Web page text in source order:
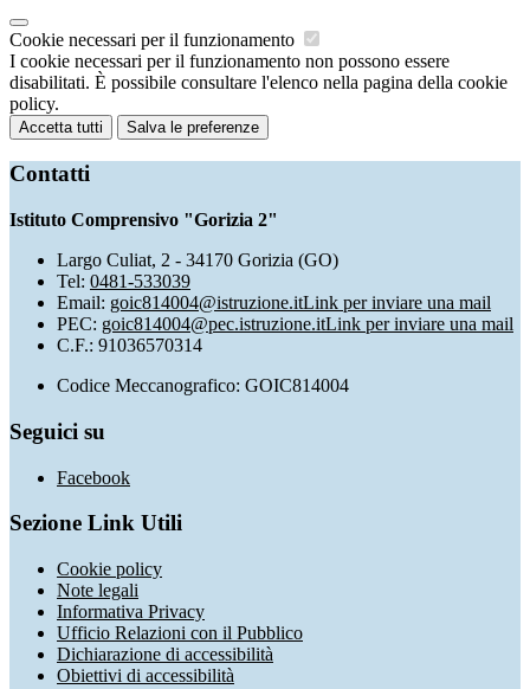
Cookie necessari per il funzionamento
I cookie necessari per il funzionamento non possono essere
disabilitati. È possibile consultare l'elenco nella pagina della cookie
policy.
Accetta tutti Salva le preferenze
Contatti
Istituto Comprensivo "Gorizia 2"
Largo Culiat, 2 - 34170 Gorizia (GO)
Tel: 0481-533039
Email: goic814004@istruzione.itLink per inviare una mail
PEC: goic814004@pec.istruzione.itLink per inviare una mail
C.F.: 91036570314
Codice Meccanografico: GOIC814004
Seguici su
Facebook
Sezione Link Utili
Cookie policy
Note legali
Informativa Privacy
Ufficio Relazioni con il Pubblico
Dichiarazione di accessibilità
Obiettivi di accessibilità